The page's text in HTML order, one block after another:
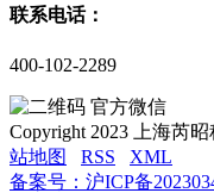
联系电话：
400-102-2289
官方微信
Copyright 2023 上海芮
站地图
RSS
XML
备案号：沪ICP备